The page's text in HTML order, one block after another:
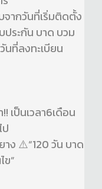
ากวันที่เริ่มติดตั้ง
ระกัน บาด บวม
นที่ลงทะเบียน
เป็นเวลา6เดือน
าง ⚠️“120 วัน บาด
ข”